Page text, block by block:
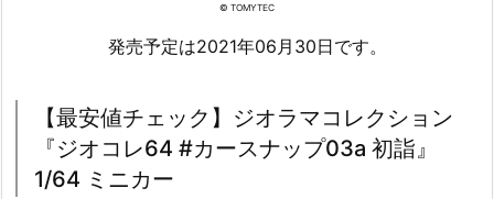
© TOMYTEC
発売予定は2021年06月30日です。
【最安値チェック】ジオラマコレクション
『ジオコレ64 #カースナップ03a 初詣』
1/64 ミニカー